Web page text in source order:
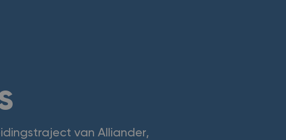
van Alliander,